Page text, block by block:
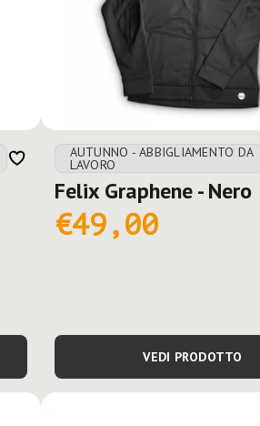
AUTUNNO - ABBIGLIAMENTO DA
LAVORO
Felix Graphene - Nero
€49,00
VEDI PRODOTTO